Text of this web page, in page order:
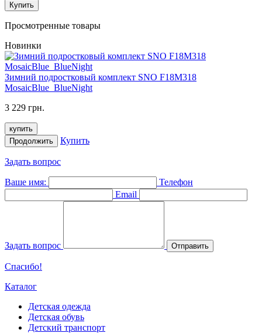
Купить
Просмотренные товары
Новинки
Зимний подростковый комплект SNO F18M318
MosaicBlue_BlueNight
3 229 грн.
купить
Продолжить
Купить
Задать вопрос
Ваше имя:
Телефон
Email
Задать вопрос Отправить
Спасибо!
Каталог
Детская одежда
Детская обувь
Детский транспорт